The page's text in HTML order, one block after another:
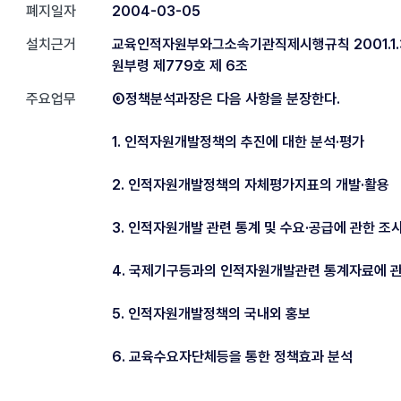
폐지일자
2004-03-05
설치근거
교육인적자원부와그소속기관직제시행규칙
원부령 제779호 제 6조
주요업무
⑥정책분석과장은 다음 사항을 분장한다.
1. 인적자원개발정책의 추진에 대한 분석·평가
2. 인적자원개발정책의 자체평가지표의 개발·활용
3. 인적자원개발 관련 통계 및 수요·공급에 관한 조
4. 국제기구등과의 인적자원개발관련 통계자료에
5. 인적자원개발정책의 국내외 홍보
6. 교육수요자단체등을 통한 정책효과 분석